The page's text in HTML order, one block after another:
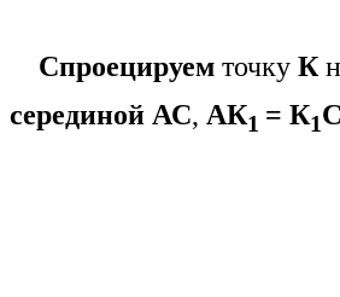
Спроецируем точку К
серединой АС, АК1 = К1С